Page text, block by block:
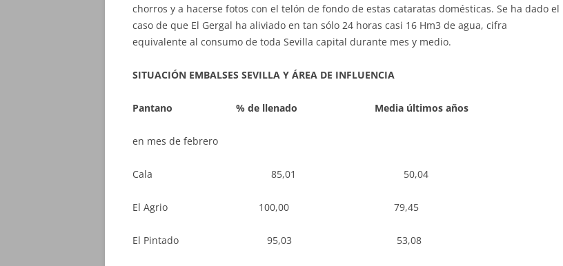
chorros y a hacerse fotos con el telón de fondo de estas cataratas domésticas. Se ha dado el
caso de que El Gergal ha aliviado en tan sólo 24 horas casi 16 Hm3 de agua, cifra
equivalente al consumo de toda Sevilla capital durante mes y medio.
SITUACIÓN EMBALSES SEVILLA Y ÁREA DE INFLUENCIA
Pantano % de llenado Media últimos años
en mes de febrero
Cala 85,01 50,04
El Agrio 100,00 79,45
El Pintado 95,03 53,08